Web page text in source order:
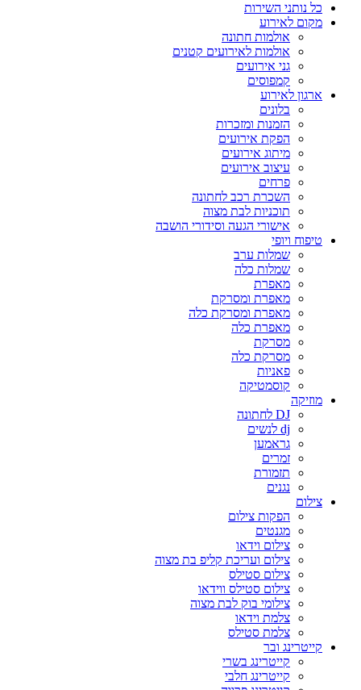
כל נותני השירות
מקום לאירוע
אולמות חתונה
אולמות לאירועים קטנים
גני אירועים
קמפוסים
ארגון לאירוע
בלונים
הזמנות ומזכרות
הפקת אירועים
מיתוג אירועים
עיצוב אירועים
פרחים
השכרת רכב לחתונה
תוכניות לבת מצוה
אישורי הגעה וסידורי הושבה
טיפוח ויופי
שמלות ערב
שמלות כלה
מאפרת
מאפרת ומסרקת
מאפרת ומסרקת כלה
מאפרת כלה
מסרקת
מסרקת כלה
פאניות
קוסמטיקה
מוזיקה
DJ לחתונה
dj לנשים
גראמען
זמרים
תזמורת
נגנים
צילום
הפקות צילום
מגנטים
צילום וידאו
צילום ועריכת קליפ בת מצוה
צילום סטילס
צילום סטילס ווידאו
צילומי בוק לבת מצוה
צלמת וידאו
צלמת סטילס
קייטרינג ובר
קייטרינג בשרי
קייטרינג חלבי